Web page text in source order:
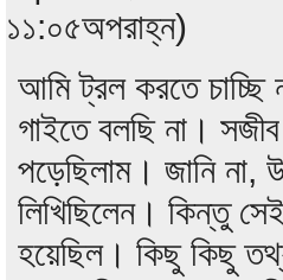
১১:০৫অপরাহ্ন)
আমি ট্রল করতে চাচ্ছি
গাইতে বলছি না।
পড়েছিলাম। জানি না,
লিখিছিলেন। কিন্তু
হয়েছিল। কিছু কিছু তথ্য